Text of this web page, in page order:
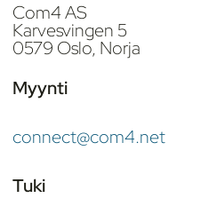
Com4 AS
Karvesvingen 5
0579 Oslo, Norja
Myynti
connect@com4.net
Tuki